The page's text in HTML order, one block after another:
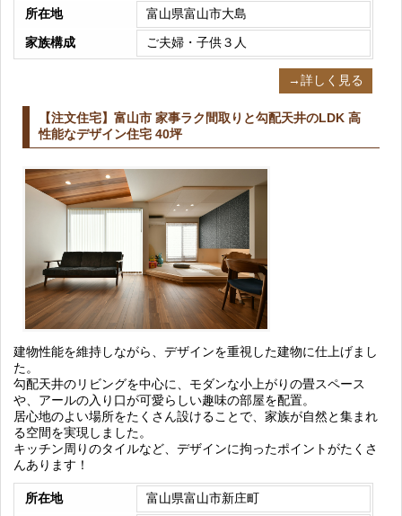
所在地
富山県富山市大島
家族構成
ご夫婦・子供３人
→詳しく見る
【注文住宅】富山市 家事ラク間取りと勾配天井のLDK 高
性能なデザイン住宅 40坪
建物性能を維持しながら、デザインを重視した建物に仕上げまし
た。
勾配天井のリビングを中心に、モダンな小上がりの畳スペース
や、アールの入り口が可愛らしい趣味の部屋を配置。
居心地のよい場所をたくさん設けることで、家族が自然と集まれ
る空間を実現しました。
キッチン周りのタイルなど、デザインに拘ったポイントがたくさ
んあります！
所在地
富山県富山市新庄町